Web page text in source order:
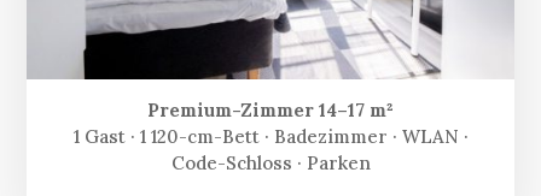
Premium-Zimmer 14–17 m²
1 Gast · 1 120-cm-Bett · Badezimmer · WLAN ·
Code-Schloss · Parken